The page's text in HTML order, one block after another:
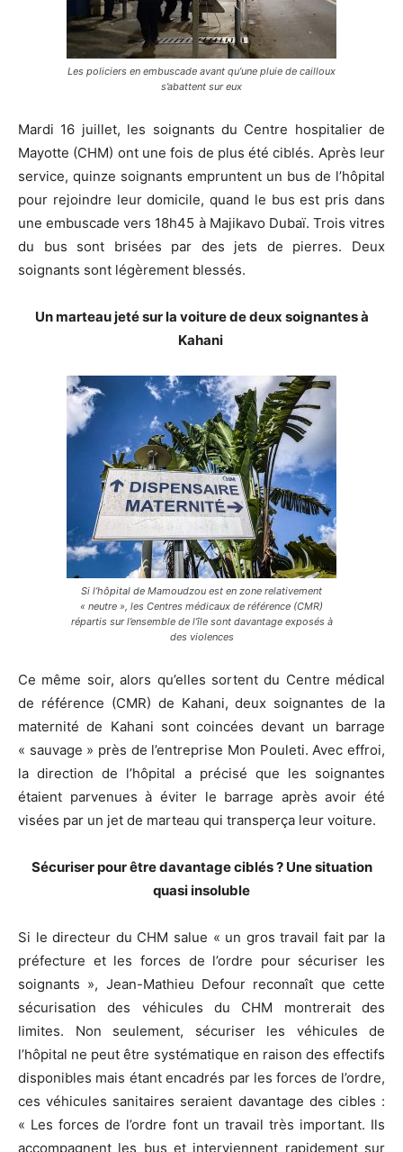
Les policiers en embuscade avant qu’une pluie de cailloux
s’abattent sur eux
Mardi 16 juillet, les soignants du Centre hospitalier de
Mayotte (CHM) ont une fois de plus été ciblés. Après leur
service, quinze soignants empruntent un bus de l’hôpital
pour rejoindre leur domicile, quand le bus est pris dans
une embuscade vers 18h45 à Majikavo Dubaï. Trois vitres
du bus sont brisées par des jets de pierres. Deux
soignants sont légèrement blessés.
Un marteau jeté sur la voiture de deux soignantes à
Kahani
Si l’hôpital de Mamoudzou est en zone relativement
« neutre », les Centres médicaux de référence (CMR)
répartis sur l’ensemble de l’île sont davantage exposés à
des violences
Ce même soir, alors qu’elles sortent du Centre médical
de référence (CMR) de Kahani, deux soignantes de la
maternité de Kahani sont coincées devant un barrage
« sauvage » près de l’entreprise Mon Pouleti. Avec effroi,
la direction de l’hôpital a précisé que les soignantes
étaient parvenues à éviter le barrage après avoir été
visées par un jet de marteau qui transperça leur voiture.
Sécuriser pour être davantage ciblés ? Une situation
quasi insoluble
Si le directeur du CHM salue « un gros travail fait par la
préfecture et les forces de l’ordre pour sécuriser les
soignants », Jean-Mathieu Defour reconnaît que cette
sécurisation des véhicules du CHM montrerait des
limites. Non seulement, sécuriser les véhicules de
l’hôpital ne peut être systématique en raison des effectifs
disponibles mais étant encadrés par les forces de l’ordre,
ces véhicules sanitaires seraient davantage des cibles :
« Les forces de l’ordre font un travail très important. Ils
accompagnent les bus et interviennent rapidement sur